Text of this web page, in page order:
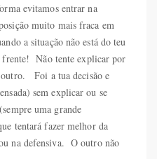
evitamos entrar na
muito mais fraca em
a situação não está do teu
frente! Não tente explicar por
outro. Foi a tua decisão e
sem explicar ou se
uma grande
tentará fazer melhor da
na defensiva. O outro não